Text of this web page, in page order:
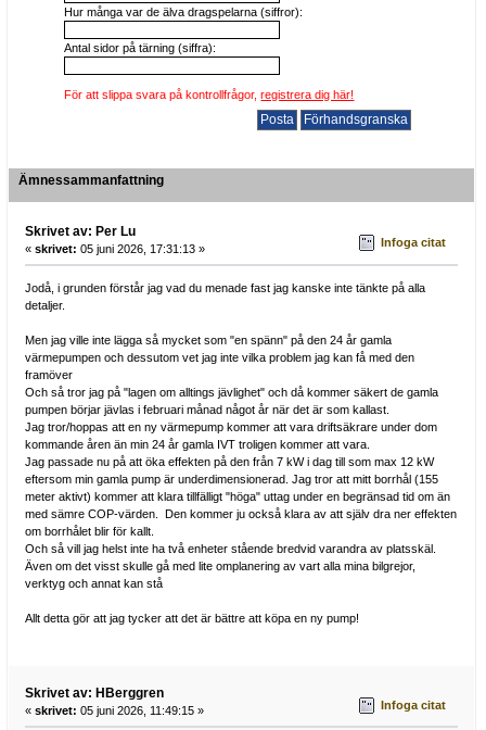
Hur många var de älva dragspelarna (siffror):
Antal sidor på tärning (siffra):
För att slippa svara på kontrollfrågor,registrera dig här!
Ämnessammanfattning
Skrivet av: Per Lu
« skrivet: 05 juni 2026, 17:31:13 » Infoga citat
Jodå, i grunden förstår jag vad du menade fast jag kanske inte tänkte på alla
detaljer.
Men jag ville inte lägga så mycket som "en spänn" på den 24 år gamla
värmepumpen och dessutom vet jag inte vilka problem jag kan få med den
framöver
Och så tror jag på "lagen om alltings jävlighet" och då kommer säkert de gamla
pumpen börjar jävlas i februari månad något år när det är som kallast.
Jag tror/hoppas att en ny värmepump kommer att vara driftsäkrare under dom
kommande åren än min 24 år gamla IVT troligen kommer att vara.
Jag passade nu på att öka effekten på den från 7 kW i dag till som max 12 kW
eftersom min gamla pump är underdimensionerad. Jag tror att mitt borrhål (155
meter aktivt) kommer att klara tillfälligt "höga" uttag under en begränsad tid om än
med sämre COP-värden. Den kommer ju också klara av att själv dra ner effekten
om borrhålet blir för kallt.
Och så vill jag helst inte ha två enheter stående bredvid varandra av platsskäl.
Även om det visst skulle gå med lite omplanering av vart alla mina bilgrejor,
verktyg och annat kan stå
Allt detta gör att jag tycker att det är bättre att köpa en ny pump!
Skrivet av: HBerggren
« skrivet: 05 juni 2026, 11:49:15 » Infoga citat